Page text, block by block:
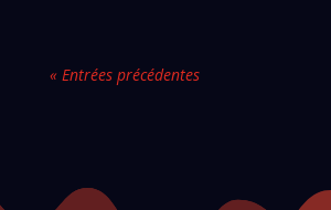
« Entrées précédentes